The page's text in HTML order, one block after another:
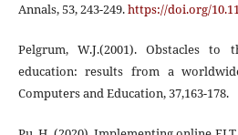
Annals, 53, 243-249.https://doi.org/
Pelgrum, W.J.(2001). Obstacles
education: results from a
Computers and Education, 37,163-178.